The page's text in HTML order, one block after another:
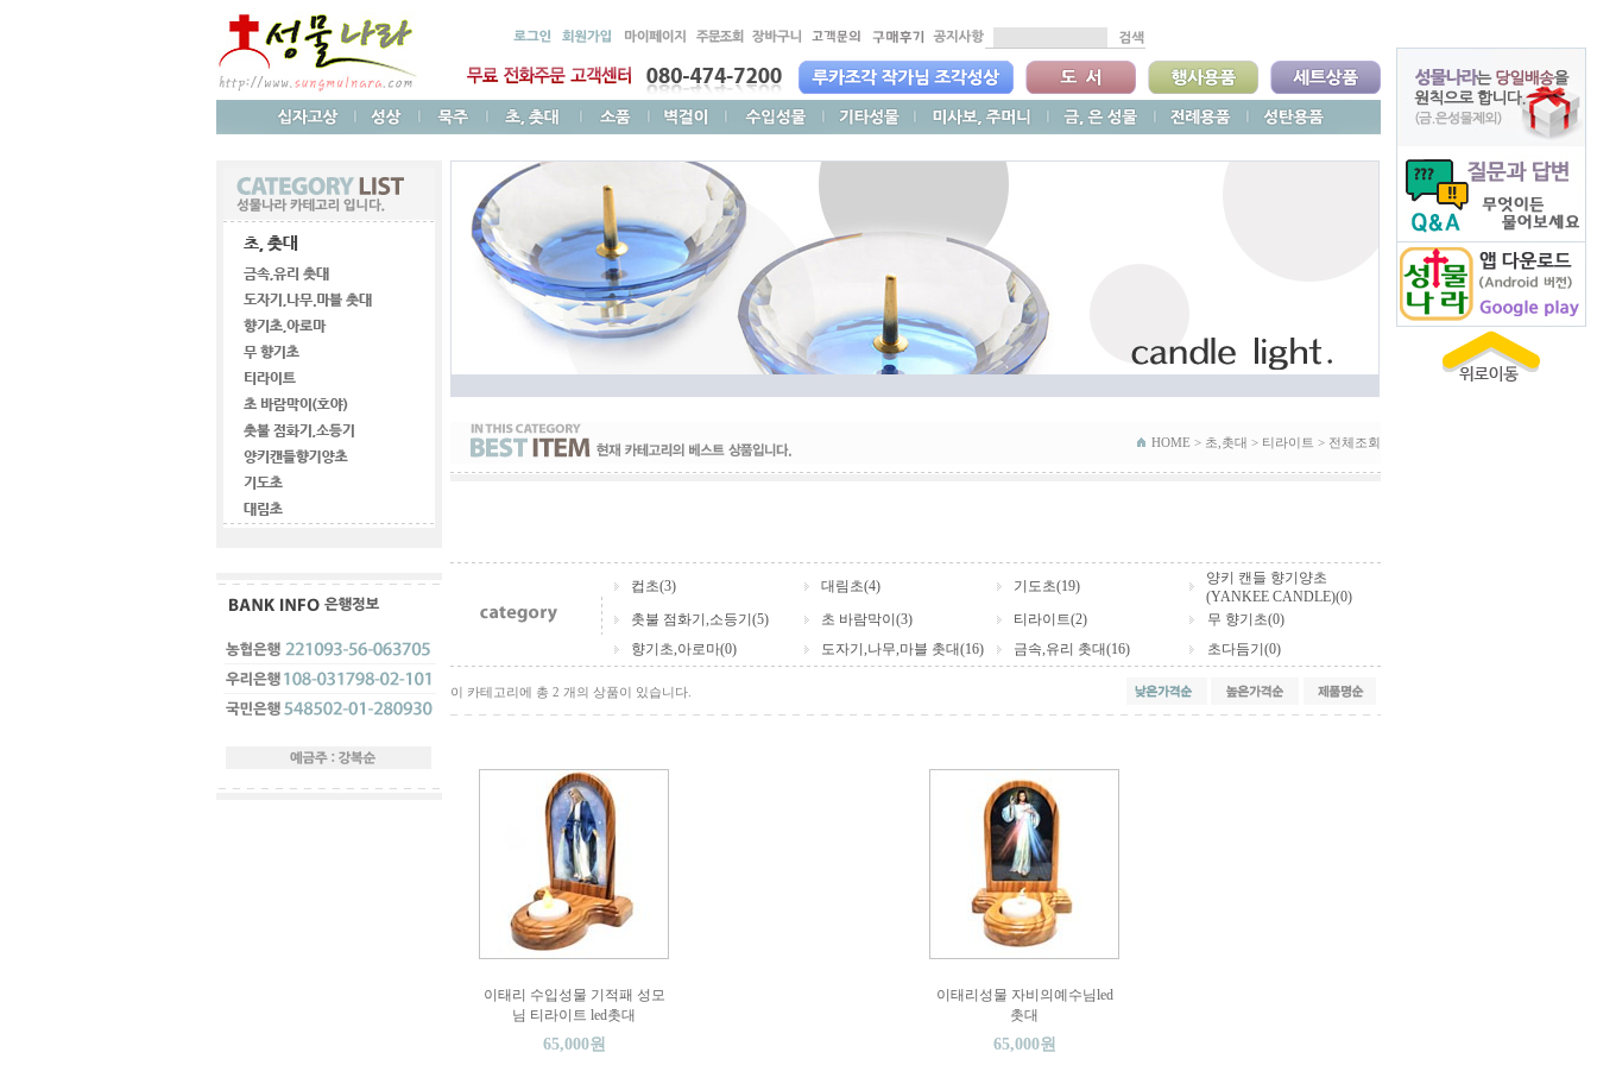
HOME > 초,촛대 > 티라이트 > 전체조회
컵초(3) 대림초(4) 기도초(19)
양키 캔들 향기양초
(YANKEE CANDLE)(0)
촛불 점화기,소등기(5)
초 바람막이(3) 티라이트(2)
무 향기초(0)
향기초,아로마(0)
도자기,나무,마블 촛대(16) 금속,유리 촛대(16) 초다듬기(0)
이 카테고리에 총 2 개의 상품이 있습니다.
이태리 수입성물 기적패 성모
님 티라이트 led촛대
65,000원
이태리성물 자비의예수님led
촛대
65,000원